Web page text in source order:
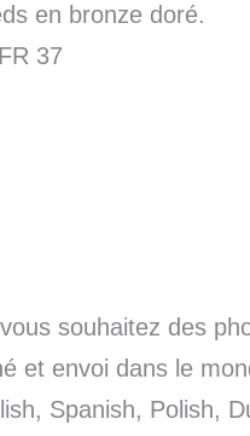
en bronze doré.
37
souhaitez des
et envoi dans le
Spanish, Polish,